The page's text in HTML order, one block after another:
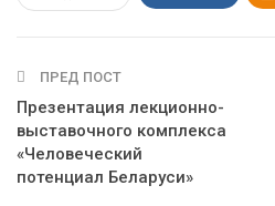
ПРЕД ПОСТ
Презентация лекционно-
выставочного комплекса
«Человеческий
потенциал Беларуси»